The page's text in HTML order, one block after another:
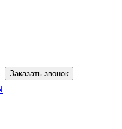
Заказать звонок